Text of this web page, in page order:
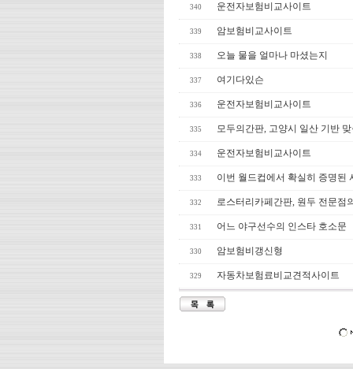
340 운전자보험비교사이트
339 암보험비교사이트
338 오늘 물을 얼마나 마셨는지
337 여기다있슨
336 운전자보험비교사이트
335 모두의간판, 고양시 일산 기반
334 운전자보험비교사이트
333 이번 월드컵에서 확실히 증명된
332 로스터리카페간판, 원두 전문점
331 어느 야구선수의 인스타 호소문
330 암보험비갱신형
329 자동차보험료비교견적사이트